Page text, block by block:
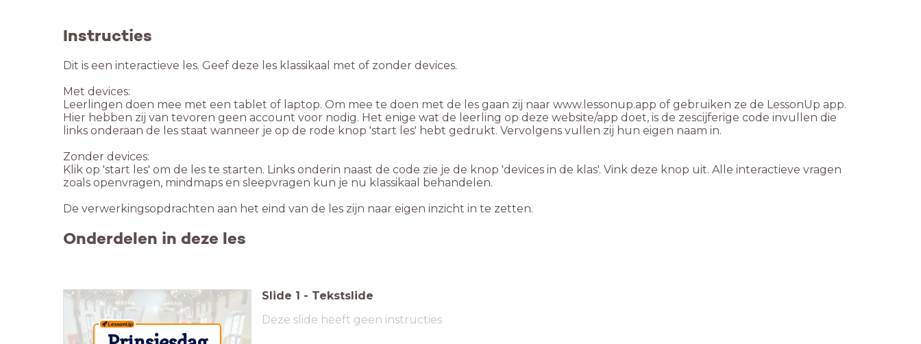
Instructies
Dit is een interactieve les. Geef deze les klassikaal met of zonder devices.
Met devices:
Leerlingen doen mee met een tablet of laptop. Om mee te doen met de les gaan zij naar www.lessonup.app of gebruiken ze de LessonUp app.
Hier hebben zij van tevoren geen account voor nodig. Het enige wat de leerling op deze website/app doet, is de zescijferige code invullen die
links onderaan de les staat wanneer je op de rode knop 'start les' hebt gedrukt. Vervolgens vullen zij hun eigen naam in.
Zonder devices:
Klik op 'start les' om de les te starten. Links onderin naast de code zie je de knop 'devices in de klas'. Vink deze knop uit. Alle interactieve vragen
zoals openvragen, mindmaps en sleepvragen kun je nu klassikaal behandelen.
De verwerkingsopdrachten aan het eind van de les zijn naar eigen inzicht in te zetten.
Onderdelen in deze les
Slide 1 - Tekstslide
Deze slide heeft geen instructies